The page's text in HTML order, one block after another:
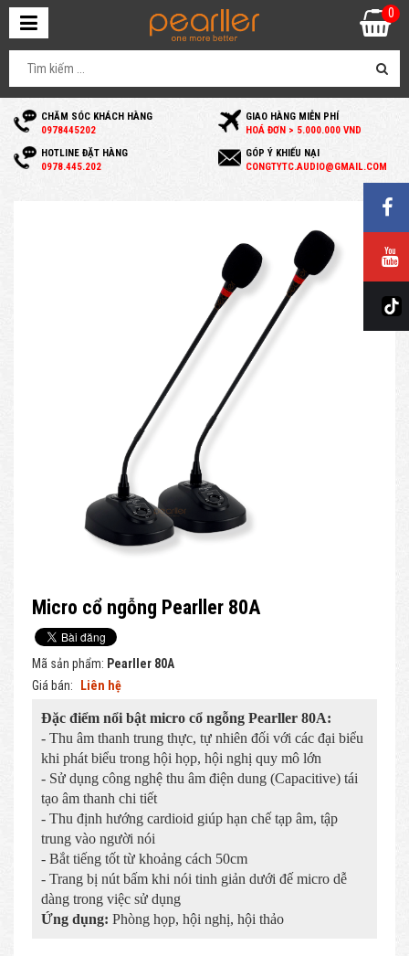
CHĂM SÓC KHÁCH HÀNG
0978445202
GIAO HÀNG MIỄN PHÍ
HOÁ ĐƠN > 5.000.000 VND
HOTLINE ĐẶT HÀNG
0978.445.202
GÓP Ý KHIẾU NẠI
CONGTYTC.AUDIO@GMAIL.COM
0
Micro cổ ngỗng Pearller 80A
Mã sản phẩm: Pearller 80A
Giá bán:
Liên hệ
Đặc điểm nổi bật micro cổ ngỗng Pearller 80A:
- Thu âm thanh trung thực, tự nhiên đối với các đại biểu
khi phát biểu trong hội họp, hội nghị quy mô lớn
- Sử dụng công nghệ thu âm điện dung (Capacitive) tái
tạo âm thanh chi tiết
- Thu định hướng cardioid giúp hạn chế tạp âm, tập
trung vào người nói
- Bắt tiếng tốt từ khoảng cách 50cm
- Trang bị nút bấm khi nói tinh giản dưới đế micro dễ
dàng trong việc sử dụng
Ứng dụng: Phòng họp, hội nghị, hội thảo